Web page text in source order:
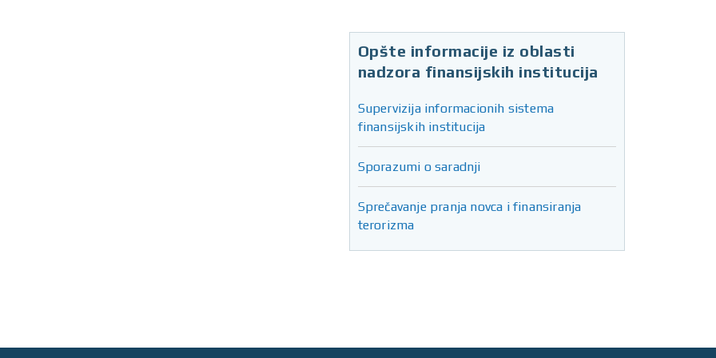
Opšte informacije iz oblasti
nadzora finansijskih institucija
Supervizija informacionih sistema
finansijskih institucija
Sporazumi o saradnji
Sprečavanje pranja novca i finansiranja
terorizma